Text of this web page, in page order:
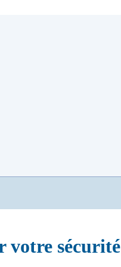
votre sécurité